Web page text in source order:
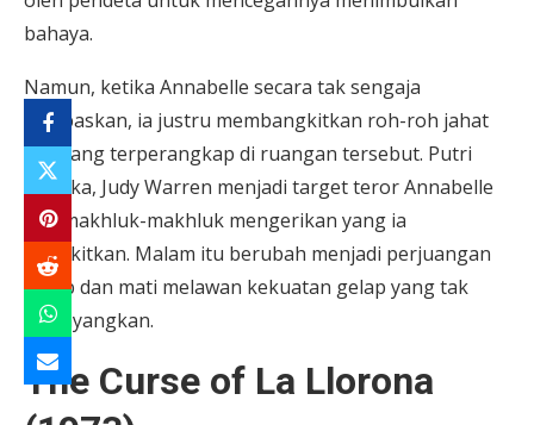
bahaya.
Namun, ketika Annabelle secara tak sengaja
dibebaskan, ia justru membangkitkan roh-roh jahat
lain yang terperangkap di ruangan tersebut. Putri
mereka, Judy Warren menjadi target teror Annabelle
dan makhluk-makhluk mengerikan yang ia
bangkitkan. Malam itu berubah menjadi perjuangan
hidup dan mati melawan kekuatan gelap yang tak
terbayangkan.
The Curse of La Llorona